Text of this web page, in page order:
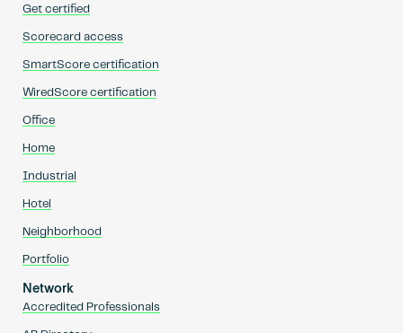
Get certified
Scorecard access
SmartScore certification
WiredScore certification
Office
Home
Industrial
Hotel
Neighborhood
Portfolio
Network
Accredited Professionals